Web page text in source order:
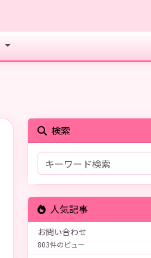
検索
人気記事
お問い合わせ
803件のビュー